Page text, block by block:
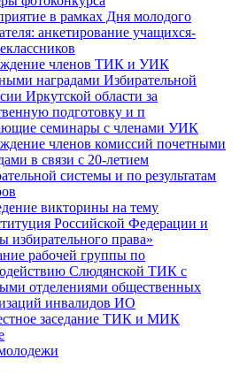
в рамках Дня молодого
анкетирование учащихся-
членов ТИК и УИК
наградами Избирательной
Иркутской области за
подготовку и п
семинары с членами УИК
членов комиссий почетными
в связи с 20-летием
системы и по результатам
викторины на тему
Российской Федерации и
избирательного права»
рабочей группы по
Слюдянской ТИК с
отделениями общественных
инвалидов ИО
заседание ТИК и МИК